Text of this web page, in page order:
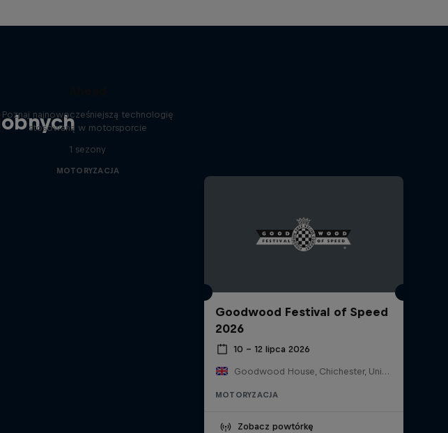
Poznaj najnowocześniejszą technologię
stosowaną w motorsporcie
1 sezony
MOTORYZACJA
Goodwood Festival of Speed
2026
10 – 12 lipca 2026
Goodwood House, Chichester, United Kingdom
MOTORYZACJA
Zobacz powtórkę